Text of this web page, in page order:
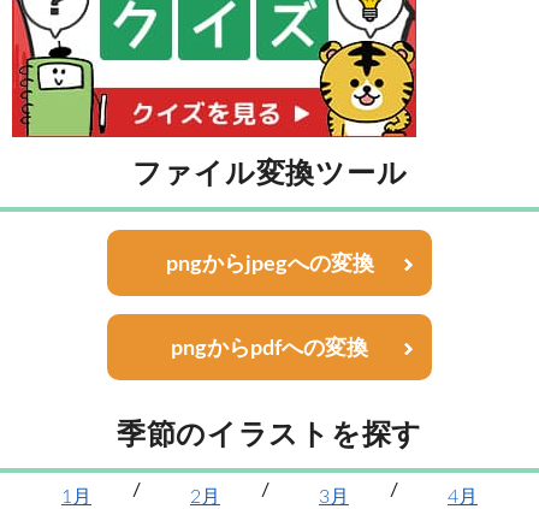
ファイル変換ツール
pngからjpegへの変換
pngからpdfへの変換
季節のイラストを探す
1月 2月 3月
4月